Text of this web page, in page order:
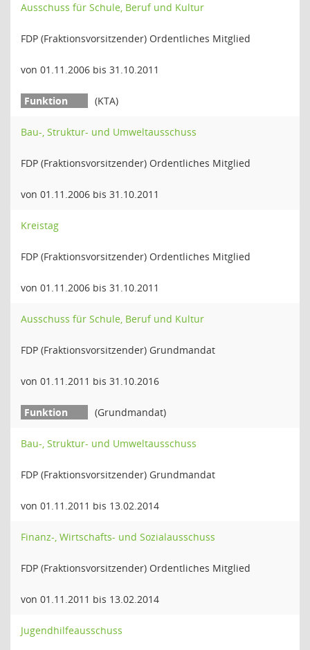
Ausschuss für Schule, Beruf und Kultur
FDP (Fraktionsvorsitzender) Ordentliches Mitglied
von 01.11.2006 bis 31.10.2011
(KTA)
Bau-, Struktur- und Umweltausschuss
FDP (Fraktionsvorsitzender) Ordentliches Mitglied
von 01.11.2006 bis 31.10.2011
Kreistag
FDP (Fraktionsvorsitzender) Ordentliches Mitglied
von 01.11.2006 bis 31.10.2011
Ausschuss für Schule, Beruf und Kultur
FDP (Fraktionsvorsitzender) Grundmandat
von 01.11.2011 bis 31.10.2016
(Grundmandat)
Bau-, Struktur- und Umweltausschuss
FDP (Fraktionsvorsitzender) Grundmandat
von 01.11.2011 bis 13.02.2014
Finanz-, Wirtschafts- und Sozialausschuss
FDP (Fraktionsvorsitzender) Ordentliches Mitglied
von 01.11.2011 bis 13.02.2014
Jugendhilfeausschuss